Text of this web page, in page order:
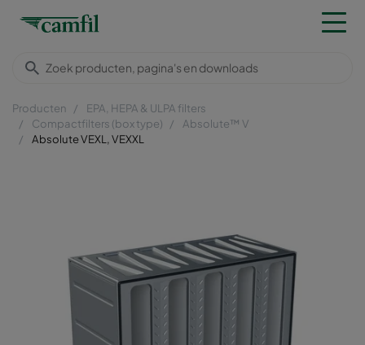
Producten
EPA, HEPA & ULPA filters
Compactfilters (box type)
Absolute™ V
Absolute VEXL, VEXXL